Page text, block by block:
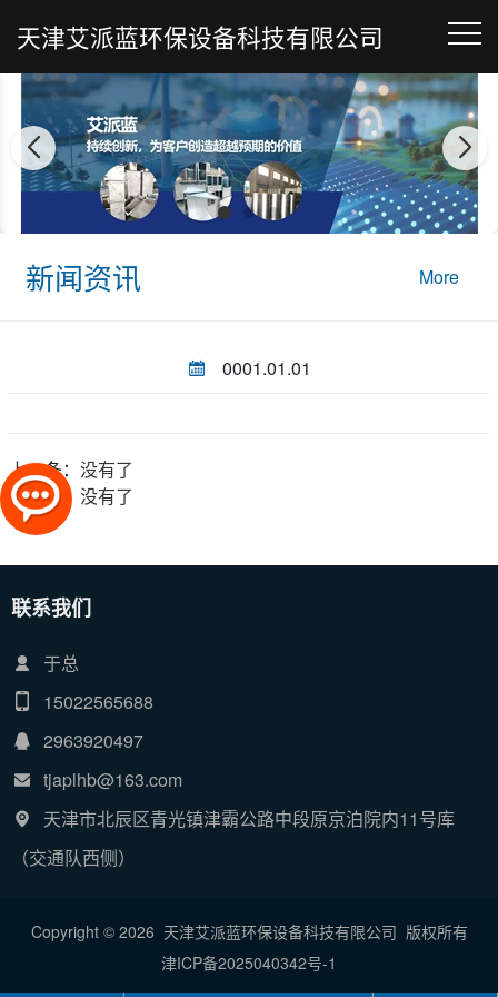
天津艾派蓝环保设备科技有限公司
新闻资讯 More
0001.01.01
上一条： 没有了
下一条： 没有了
联系我们
于总
15022565688
2963920497
tjaplhb@163.com
天津市北辰区青光镇津霸公路中段原京泊院内11号库
（交通队西侧）
Copyright © 2026 天津艾派蓝环保设备科技有限公司 版权所有
津ICP备2025040342号-1